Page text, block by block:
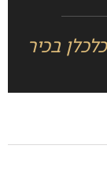
בכיר